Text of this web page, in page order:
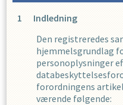
Indledning
Den registreredes
hjemmelsgrundlag
personoplysninger
forordningens
værende følgende: